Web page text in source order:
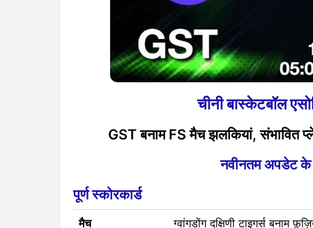
चीनी बास्केटबॉल
GST बनाम FS मैच झलकियां, संभावित
नवीनतम अपडेट के
पूर्ण स्कोरकार्ड
मैच
ग्वांगडोंग दक्षिणी टाइगर्स बनाम